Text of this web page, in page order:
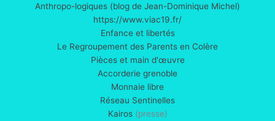
Anthropo-logiques (blog de Jean-Dominique Michel)
https://www.viac19.fr/
Enfance et libertés
Le Regroupement des Parents en Colère
Pièces et main d'œuvre
Accorderie grenoble
Monnaie libre
Réseau Sentinelles
Kairos(presse)